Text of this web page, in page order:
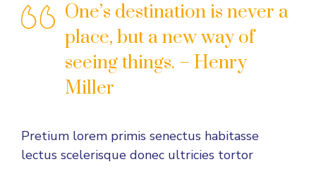
One’s destination is never a
place, but a new way of
seeing things. – Henry
Miller
Pretium lorem primis senectus habitasse
lectus scelerisque donec ultricies tortor